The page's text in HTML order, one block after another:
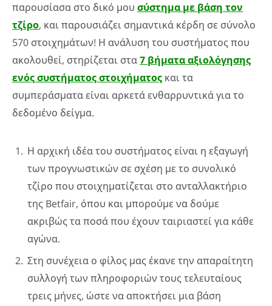
παρουσίασα στο δικό μου σύστημα με βάση τον
τζίρο, και παρουσιάζει σημαντικά κέρδη σε σύνολο
570 στοιχημάτων! Η ανάλυση του συστήματος που
ακολουθεί, στηρίζεται στα7 βήματα αξιολόγησης
ενός συστήματος στοιχήματος και τα
συμπεράσματα είναι αρκετά ενθαρρυντικά για το
δεδομένο δείγμα.
Η αρχική ιδέα του συστήματος είναι η εξαγωγή
των προγνωστικών σε σχέση με το συνολικό
τζίρο που στοιχηματίζεται στο ανταλλακτήριο
της Betfair, όπου και μπορούμε να δούμε
ακριβώς τα ποσά που έχουν ταιριαστεί για κάθε
αγώνα.
Στη συνέχεια ο φίλος μας έκανε την απαραίτητη
συλλογή των πληροφοριών τους τελευταίους
τρεις μήνες, ώστε να αποκτήσει μια βάση